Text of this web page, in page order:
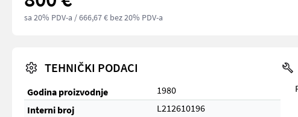
sa 20% PDV-a / 666,67 € bez 20% PDV-a
TEHNIČKI PODACI
Godina proizvodnje
1980
Interni broj
L212610196